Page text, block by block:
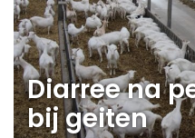
Diarree na
bij geiten